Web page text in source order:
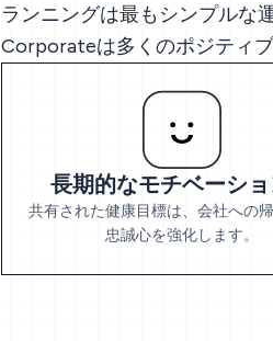
ランニングは最もシンプルな
Corporateは多くのポジティ
長期的なモチベーショ
共有された健康目標は、会社への
忠誠心を強化します。